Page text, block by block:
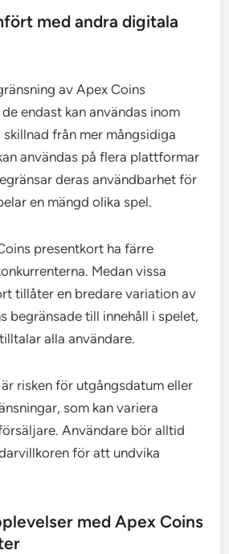
med andra digitala
av Apex Coins
endast kan användas inom
från mer mångsidiga
användas på flera plattformar
deras användbarhet för
en mängd olika spel.
presentkort ha färre
Medan vissa
tillåter en bredare variation av
begränsade till innehåll i spelet,
alla användare.
är risken för utgångsdatum eller
som kan variera
Användare bör alltid
för att undvika
med Apex Coins